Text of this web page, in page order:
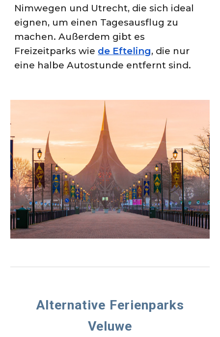
Nimwegen und Utrecht, die sich ideal
eignen, um einen Tagesausflug zu
machen. Außerdem gibt es
Freizeitparks wie de Efteling, die nur
eine halbe Autostunde entfernt sind.
Alternative Ferienparks
Veluwe